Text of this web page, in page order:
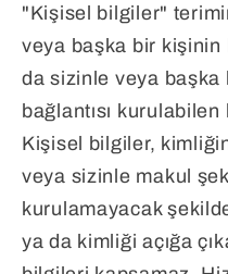
"Kişisel bilgiler"
veya başka bir kişinin
da sizinle veya
bağlantısı
Kişisel bilgiler,
veya sizinle makul
kurulamayacak
ya da kimliği açığa